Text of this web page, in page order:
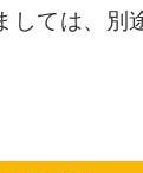
ては、別